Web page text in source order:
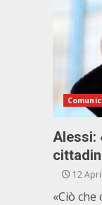
Alessi:
12
«Ciò